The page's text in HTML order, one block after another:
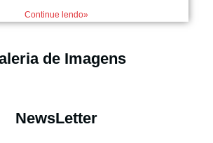
Continue lendo»
de Imagens
NewsLetter